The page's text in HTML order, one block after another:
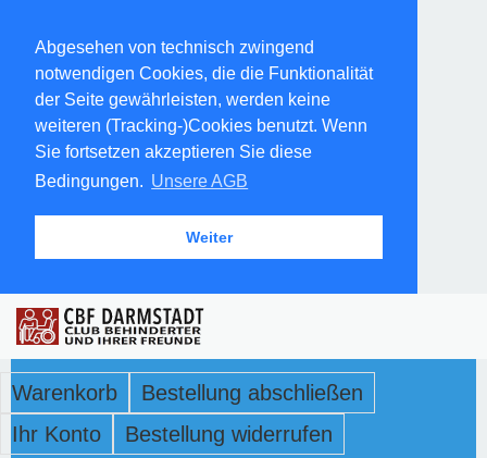
Abgesehen von technisch zwingend
notwendigen Cookies, die die Funktionalität
der Seite gewährleisten, werden keine
weiteren (Tracking-)Cookies benutzt. Wenn
Sie fortsetzen akzeptieren Sie diese
Bedingungen. Unsere AGB
Weiter
Warenkorb
Bestellung abschließen
Ihr Konto
Bestellung widerrufen